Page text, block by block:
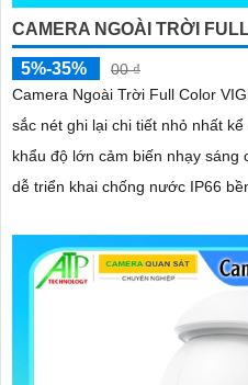
CAMERA NGOÀI TRỜI
5%-35%
00 ₫
Camera Ngoài Trời Full Color
sắc nét ghi lại chi tiết nhỏ nhất
khẩu độ lớn cảm biến nhạy sáng cao và
dễ triển khai chống nước IP66